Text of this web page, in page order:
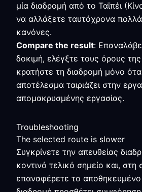
μία διαδρομή από το Ταϊπέι
να αλλάξετε ταυτόχρονα
κανόνες.
Compare the result:
δοκιμή, ελέγξτε τους όρους
κρατήστε τη διαδρομή μόνο
αποτέλεσμα ταιριάζει στην
απομακρυσμένης εργασίας.
Troubleshooting
The selected route is slower
Συγκρίνετε την απευθείας
κοντινό τελικό σημείο και, στη
επαναφέρετε το